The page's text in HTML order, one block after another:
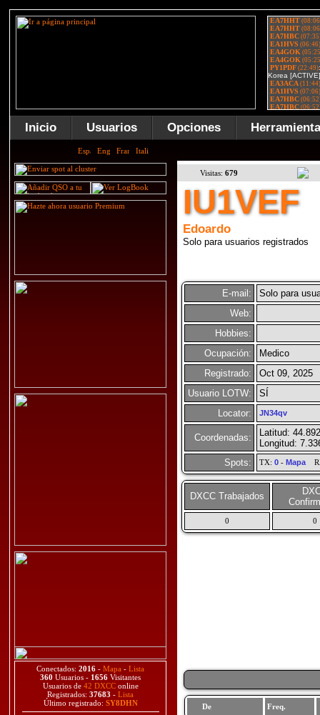
Inicio Usuarios Opciones
Conectados: 2016 - Mapa - Lista
360 Usuarios - 1656 Visitantes
Usuarios de 42 DXCConline
Registrados: 37683 - Lista
Último registrado: SY8DHN
Visitas: 679
IU1VEF
Edoardo
Solo para usuarios registrados
E-mail:
Solo para
Web:
Hobbies:
Ocupación:
Medico
Registrado:
Oct 09, 2025
Usuario LOTW:
SÍ
Locator:
JN34qv
Coordenadas:
Latitud:
Longitud:
Spots:
TX: 0- Mapa
DXCC Trabajados
0 0
De Freq.